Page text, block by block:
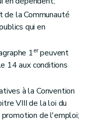
de la Communauté
qui en
1erpeuvent
14 aux conditions
à la Convention
VIII de la loi du
de l'emploi;